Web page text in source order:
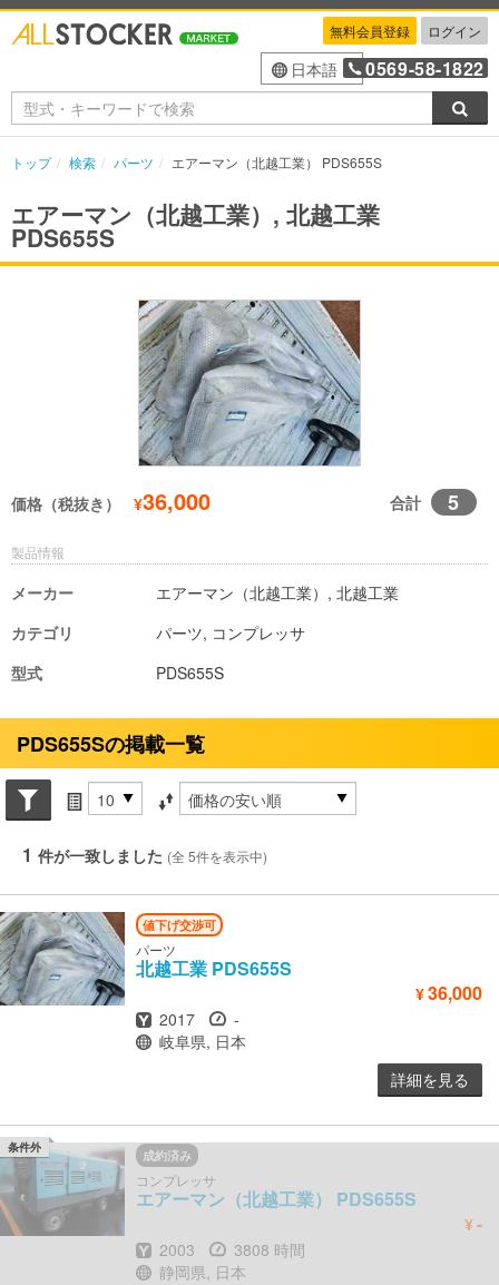
無料会員登録 ログイン
日本語 0569-58-1822
トップ 検索 パーツ エアーマン（北越工業） PDS655S
エアーマン（北越工業）, 北越工業
PDS655S
価格（税抜き） ¥36,000 合計 5
製品情報
メーカー
エアーマン（北越工業）, 北越工業
カテゴリ
パーツ, コンプレッサ
型式
PDS655S
PDS655Sの掲載一覧
Search conditions
件数 並び替え条件
1 件が一致しました (全 5件を表示中)
値下げ交渉可
パーツ
北越工業 PDS655S
¥36,000
年式
2017 時間
-
場所
岐阜県, 日本
詳細を見る
成約済み
コンプレッサ
エアーマン（北越工業） PDS655S
¥-
年式
2003 時間
3808 時間
場所
静岡県, 日本
条件外